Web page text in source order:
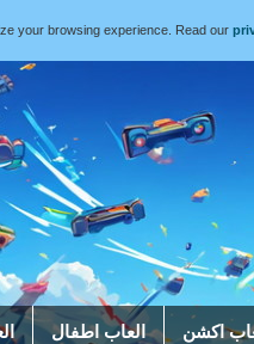
your browsing experience. Read our
العاب اطفال اكشن